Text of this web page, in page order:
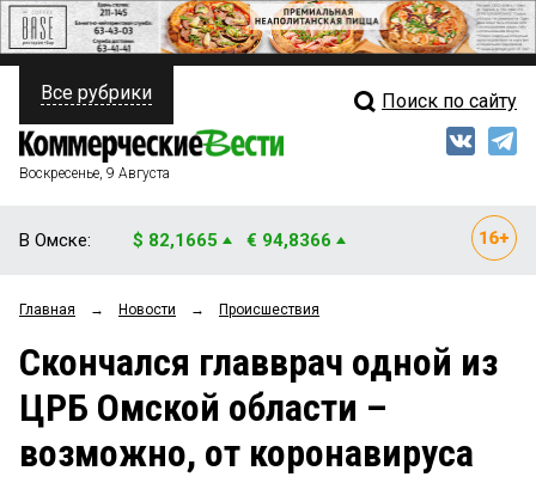
ПОЛИТИКА
ФИНАНСЫ
ОБЩЕСТВО
ЗАКОН
НОВОСТИ КОМПАНИЙ
Свежий выпуск
Мнения
Рейтинги
Блоги
Архив
Все рубрики Поиск по сайту
Воскресенье, 9 Августа
В Омске: $ 82,1665 € 94,8366
Главная → Новости → Происшествия
Скончался главврач одной из
ЦРБ Омской области –
возможно, от коронавируса